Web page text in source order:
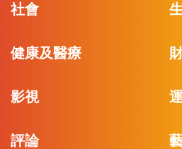
社會
健康及醫療
影視
評論